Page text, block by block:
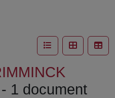
- 1 document